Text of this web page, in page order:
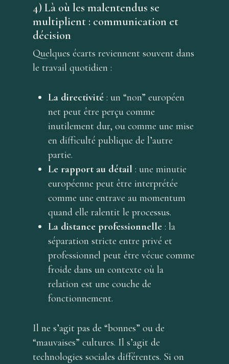
4) Là où les malentendus se
multiplient : communication et
décision
Quelques écarts reviennent souvent dans
le travail quotidien :
La directivité : un “non” européen
net peut être perçu comme
inutilement dur, ou comme une mise
en difficulté publique de l’autre
partie.
Le rapport au détail : une minutie
européenne peut être interprétée
comme une entrave au momentum
quand elle ralentit le processus.
La distance professionnelle : la
séparation stricte entre privé et
professionnel peut être vécue comme
froide dans un contexte où la
relation est une couche de
fonctionnement.
Il ne s’agit pas de “bonnes” ou de
“mauvaises” cultures. Il s’agit de
technologies sociales différentes. Si on
acceuil
à propos
services
blog
français
English
正體中文
简体中文